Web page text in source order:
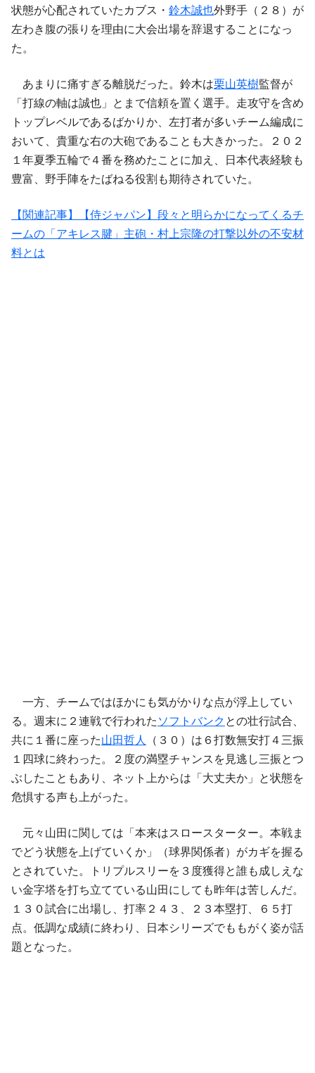
状態が心配されていたカブス・ 鈴木誠也外野手（２８）が
左わき腹の張りを理由に大会出場を辞退することになっ
た。
あまりに痛すぎる離脱だった。鈴木は栗山英樹監督が
「打線の軸は誠也」とまで信頼を置く選手。走攻守を含め
トップレベルであるばかりか、左打者が多いチーム編成に
おいて、貴重な右の大砲であることも大きかった。２０２
１年夏季五輪で４番を務めたことに加え、日本代表経験も
豊富、野手陣をたばねる役割も期待されていた。
【関連記事】【侍ジャパン】段々と明らかになってくるチ
ームの「アキレス腱」主砲・村上宗隆の打撃以外の不安材
料とは
一方、チームではほかにも気がかりな点が浮上してい
る。週末に２連戦で行われた ソフトバンク との壮行試合、
共に１番に座った山田哲人
（３０）は６打数無安打４三振
１四球に終わった。２度の満塁チャンスを見逃し三振とつ
ぶしたこともあり、ネット上からは「大丈夫か」と状態を
危惧する声も上がった。
元々山田に関しては「本来はスロースターター。本戦ま
でどう状態を上げていくか」（球界関係者）がカギを握る
とされていた。トリプルスリーを３度獲得と誰も成しえな
い金字塔を打ち立てている山田にしても昨年は苦しんだ。
１３０試合に出場し、打率２４３、２３本塁打、６５打
点。低調な成績に終わり、日本シリーズでももがく姿が話
題となった。